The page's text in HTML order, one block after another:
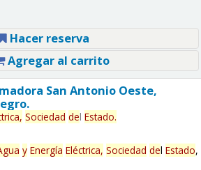
Hacer reserva
Agregar al carrito
San Antonio Oeste,
Sociedad del Estado.
y Energía Eléctrica, Sociedad del Estado,